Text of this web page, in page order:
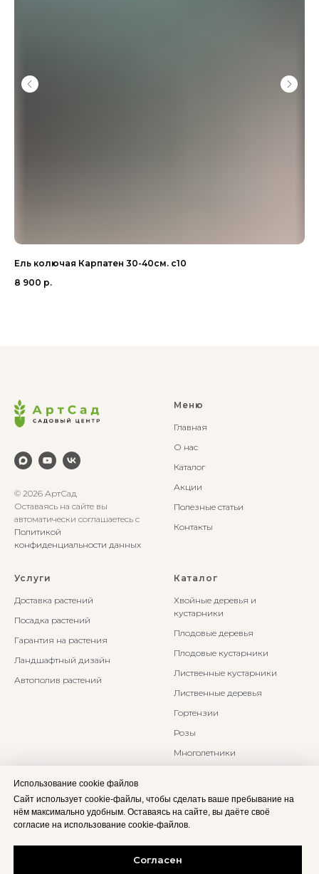
Ель колючая Карпатен 30-40см. с10
8 900 р.
© 2026 АртСад
Оставаясь на сайте вы
автоматически соглашаетесь с
Политикой
конфиденциальности данных
Меню
Главная
О нас
Каталог
Акции
Полезные статьи
Контакты
Услуги
Доставка растений
Посадка растений
Гарантия на растения
Ландшафтный дизайн
Автополив растений
Каталог
Хвойные деревья и
кустарники
Плодовые деревья
Плодовые кустарники
Лиственные кустарники
Лиственные деревья
Гортензии
Розы
Многолетники
Использование cookie файлов
Сайт использует cookie-файлы, чтобы сделать ваше пребывание на
нём максимально удобным. Оставаясь на сайте, вы даёте своё
согласие на использование cookie-файлов.
Согласен